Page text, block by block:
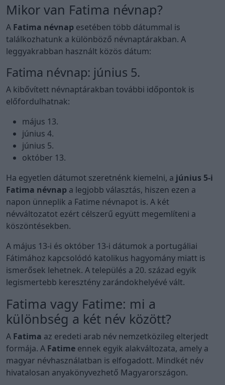
Mikor van Fatima névnap?
A Fatima névnap esetében több dátummal is
találkozhatunk a különböző névnaptárakban. A
leggyakrabban használt közös dátum:
Fatima névnap: június 5.
A kibővített névnaptárakban további időpontok is
előfordulhatnak:
május 13.
június 4.
június 5.
október 13.
Ha egyetlen dátumot szeretnénk kiemelni, a június 5-i
Fatima névnap a legjobb választás, hiszen ezen a
napon ünneplik a Fatime névnapot is. A két
névváltozatot ezért célszerű együtt megemlíteni a
köszöntésekben.
A május 13-i és október 13-i dátumok a portugáliai
Fátimához kapcsolódó katolikus hagyomány miatt is
ismerősek lehetnek. A település a 20. század egyik
legismertebb keresztény zarándokhelyévé vált.
Fatima vagy Fatime: mi a
különbség a két név között?
A Fatima az eredeti arab név nemzetközileg elterjedt
formája. A Fatime ennek egyik alakváltozata, amely a
magyar névhasználatban is elfogadott. Mindkét név
hivatalosan anyakönyvezhető Magyarországon.